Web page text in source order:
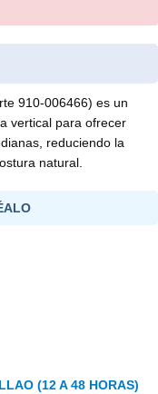
910-006466) es un
vertical para ofrecer
reduciendo la
natural.
(12 A 48 HORAS)